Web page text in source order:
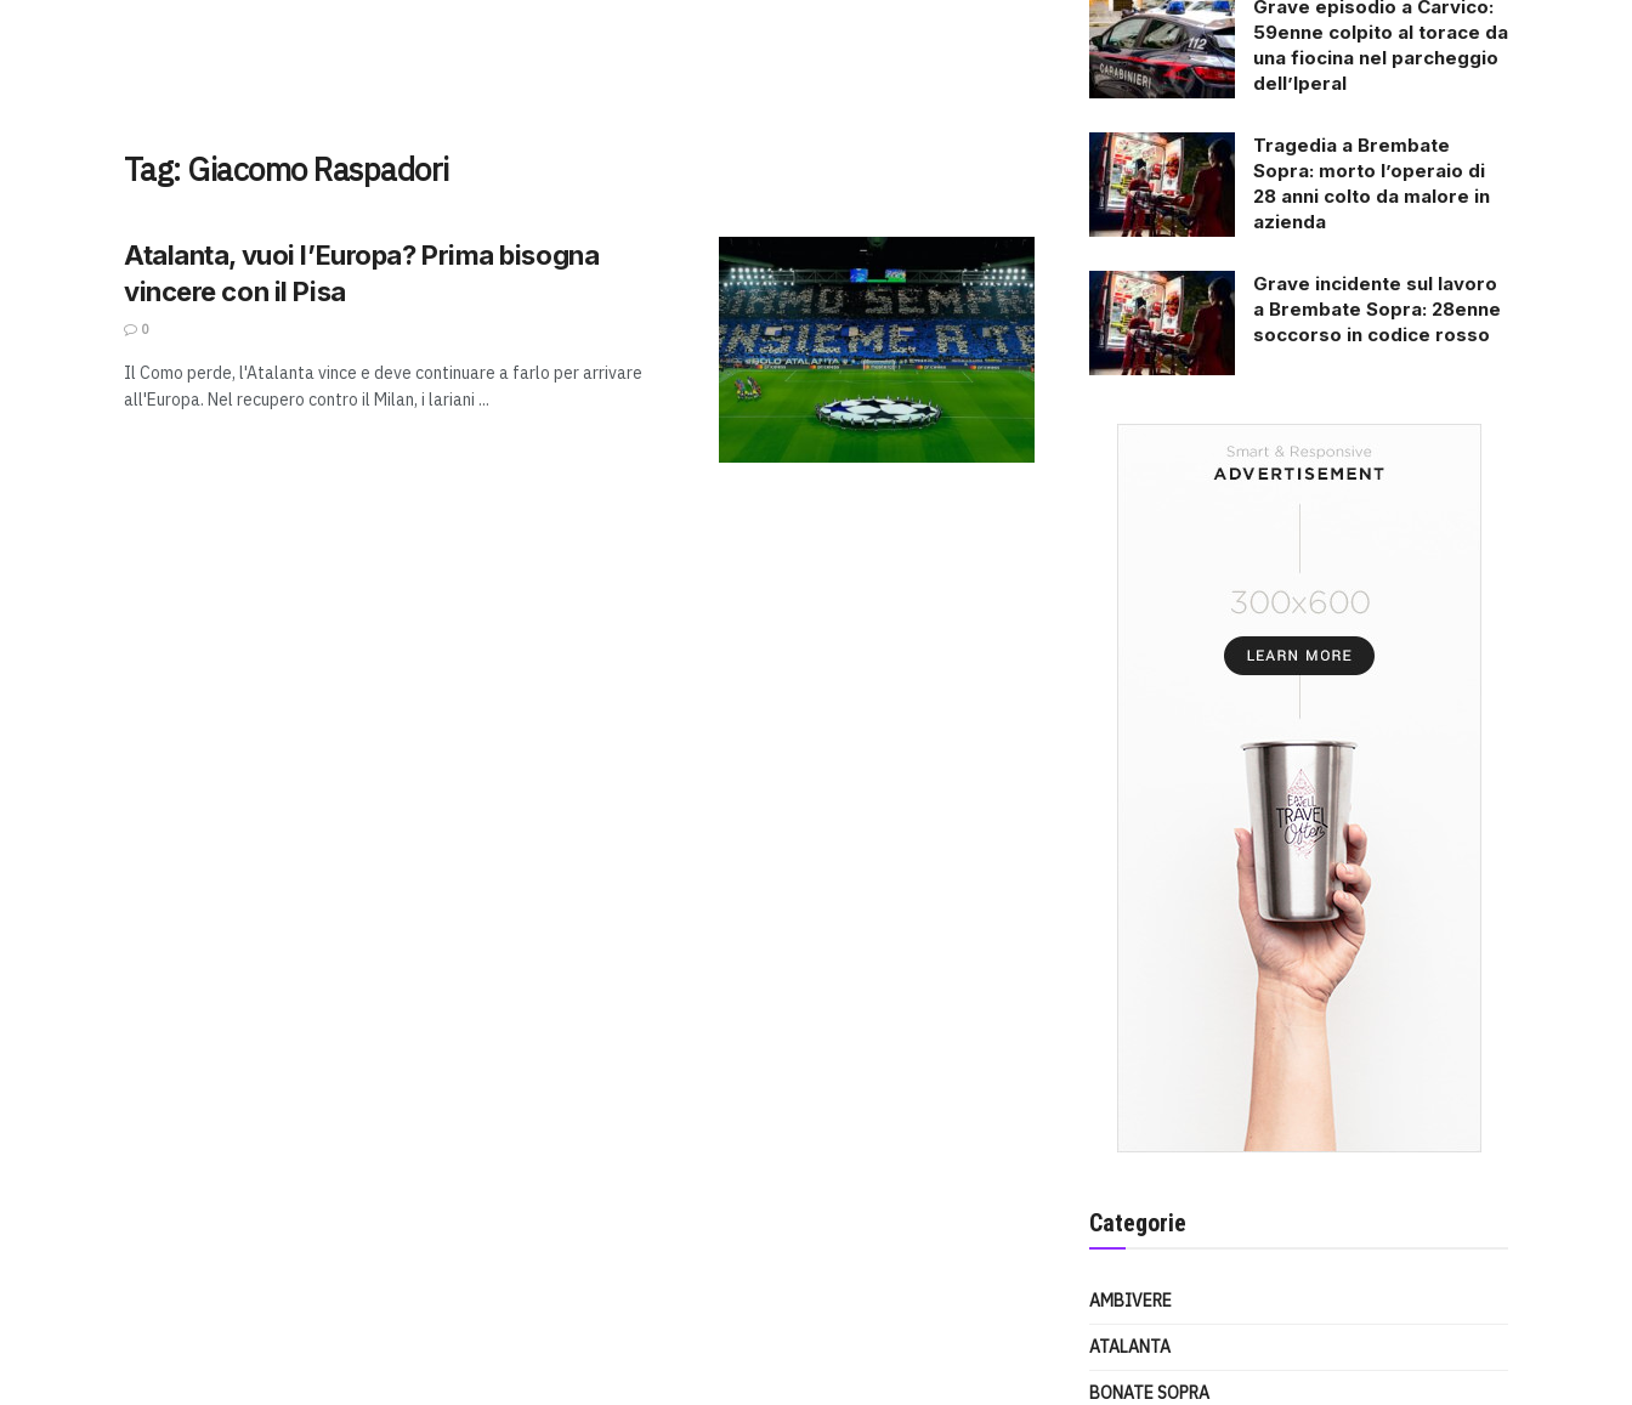
Tag: Giacomo Raspadori
Atalanta, vuoi l’Europa? Prima bisogna
vincere con il Pisa
0
Il Como perde, l'Atalanta vince e deve continuare a farlo per arrivare
all'Europa. Nel recupero contro il Milan, i lariani ...
Grave episodio a Carvico:
59enne colpito al torace da
una fiocina nel parcheggio
dell’Iperal
Tragedia a Brembate
Sopra: morto l’operaio di
28 anni colto da malore in
azienda
Grave incidente sul lavoro
a Brembate Sopra: 28enne
soccorso in codice rosso
Categorie
AMBIVERE
ATALANTA
BONATE SOPRA